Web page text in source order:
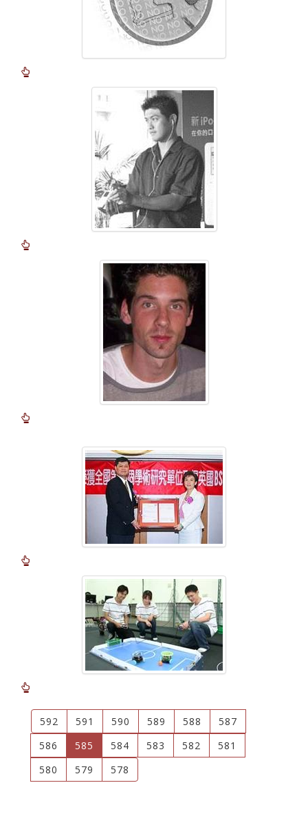
592 591 590 589 588
587
586
585 (current)
584 583 582
581
580
579 578